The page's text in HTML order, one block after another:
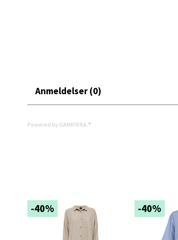
Anmeldelser (0)
Powered by GAMIFIERA.®
-40% -40%